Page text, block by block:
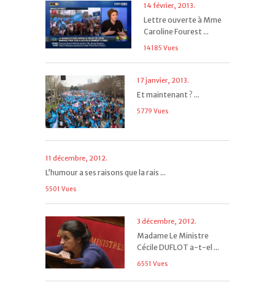
14 février, 2013.
Lettre ouverte à Mme
Caroline Fourest ...
14185 Vues
17 janvier, 2013.
Et maintenant ? ...
5779 Vues
11 décembre, 2012.
L’humour a ses raisons que la rais ...
5501 Vues
3 décembre, 2012.
Madame Le Ministre
Cécile DUFLOT a-t-el ...
6551 Vues